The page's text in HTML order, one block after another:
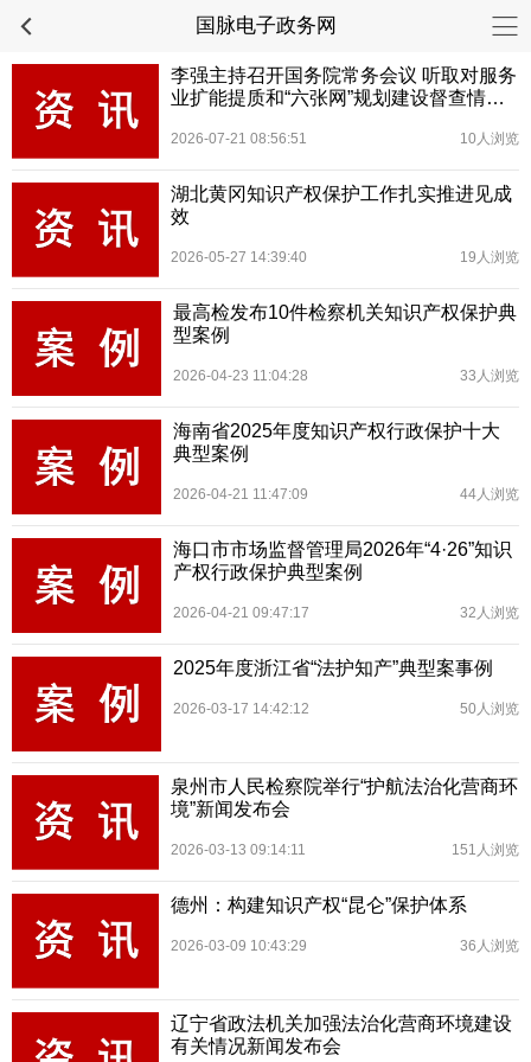
国脉电子政务网
李强主持召开国务院常务会议 听取对服务
业扩能提质和“六张网”规划建设督查情况
2026-07-21 08:56:51 10人浏览
湖北黄冈知识产权保护工作扎实推进见成
效
2026-05-27 14:39:40 19人浏览
最高检发布10件检察机关知识产权保护典
型案例
2026-04-23 11:04:28 33人浏览
海南省2025年度知识产权行政保护十大
典型案例
2026-04-21 11:47:09 44人浏览
海口市市场监督管理局2026年“4·26”知识
产权行政保护典型案例
2026-04-21 09:47:17 32人浏览
2025年度浙江省“法护知产”典型案事例
2026-03-17 14:42:12 50人浏览
泉州市人民检察院举行“护航法治化营商环
境”新闻发布会
2026-03-13 09:14:11 151人浏览
德州：构建知识产权“昆仑”保护体系
2026-03-09 10:43:29 36人浏览
辽宁省政法机关加强法治化营商环境建设
有关情况新闻发布会